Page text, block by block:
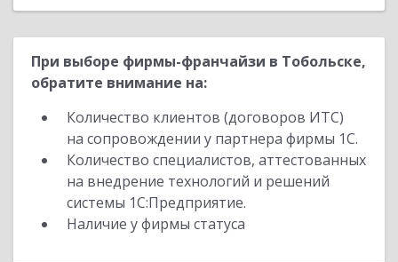
При выборе фирмы-франчайзи в Тобольске,
обратите внимание на:
Количество клиентов (договоров ИТС)
на сопровождении у партнера фирмы 1С.
Количество специалистов, аттестованных
на внедрение технологий и решений
системы 1С:Предприятие.
Наличие у фирмы статуса